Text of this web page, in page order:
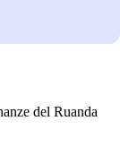
del Ruanda